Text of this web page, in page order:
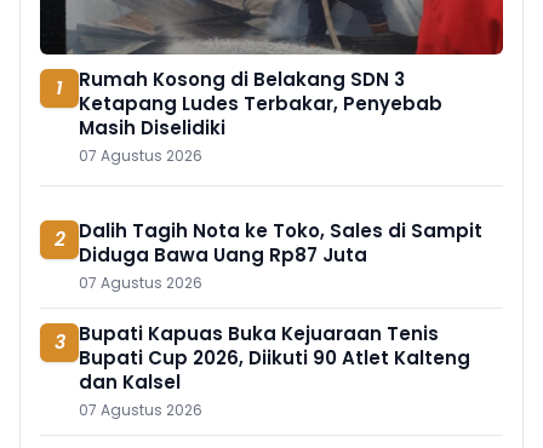
1
Rumah Kosong di Belakang SDN 3
Ketapang Ludes Terbakar, Penyebab
Masih Diselidiki
07 Agustus 2026
2 Dalih Tagih Nota ke Toko, Sales di Sampit
Diduga Bawa Uang Rp87 Juta
07 Agustus 2026
3 Bupati Kapuas Buka Kejuaraan Tenis
Bupati Cup 2026, Diikuti 90 Atlet Kalteng
dan Kalsel
07 Agustus 2026